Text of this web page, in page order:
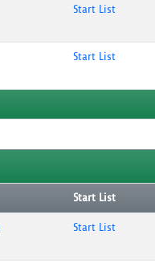
Start List
Start List
Start List
Start List